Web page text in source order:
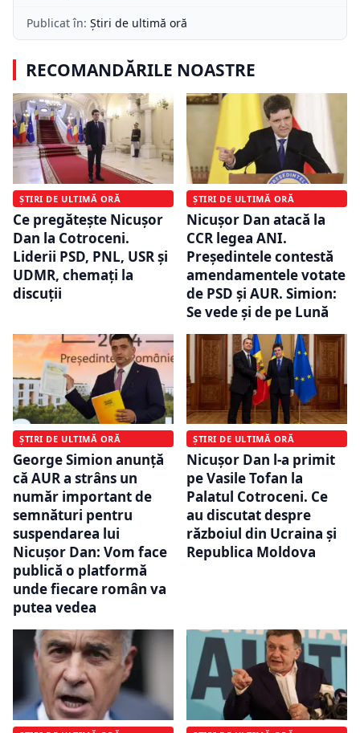
Publicat în: Știri de ultimă oră
RECOMANDĂRILE NOASTRE
ȘTIRI DE ULTIMĂ ORĂ
Ce pregătește Nicușor
Dan la Cotroceni.
Liderii PSD, PNL, USR și
UDMR, chemați la
discuții
ȘTIRI DE ULTIMĂ ORĂ
Nicușor Dan atacă la
CCR legea ANI.
Președintele contestă
amendamentele votate
de PSD și AUR. Simion:
Se vede și de pe Lună
ȘTIRI DE ULTIMĂ ORĂ
George Simion anunță
că AUR a strâns un
număr important de
semnături pentru
suspendarea lui
Nicușor Dan: Vom face
publică o platformă
unde fiecare român va
putea vedea
ȘTIRI DE ULTIMĂ ORĂ
Nicușor Dan l-a primit
pe Vasile Tofan la
Palatul Cotroceni. Ce
au discutat despre
războiul din Ucraina și
Republica Moldova